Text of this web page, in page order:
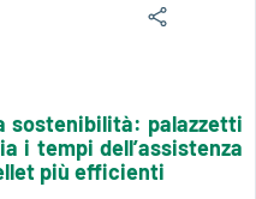
sostenibilità: palazzetti
i tempi dell’assistenza
più efficienti